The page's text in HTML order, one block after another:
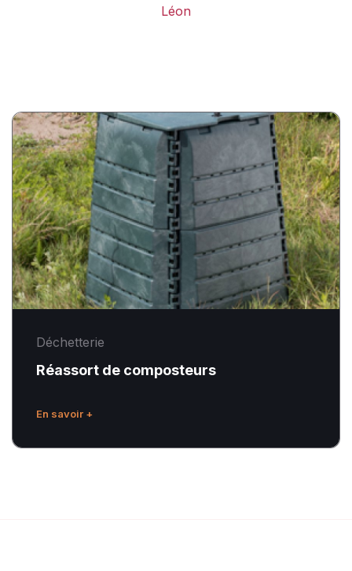
Léon
Réassort
de
composteurs
Déchetterie
Réassort de composteurs
En savoir +